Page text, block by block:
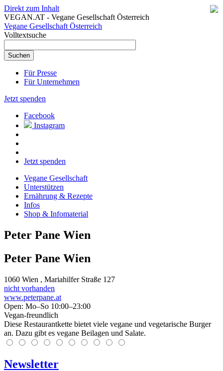
Direkt zum Inhalt
VEGAN.AT - Vegane Gesellschaft Österreich
Vegane Gesellschaft Österreich
Volltextsuche
Für Presse
Für Unternehmen
Jetzt spenden
Facebook
Instagram
Jetzt spenden
Vegane Gesellschaft
Unterstützen
Ernährung & Rezepte
Infos
Shop & Infomaterial
Peter Pane Wien
Peter Pane Wien
1060 Wien , Mariahilfer Straße 127
nicht vorhanden
www.peterpane.at
Open: Mo–So 10:00–23:00
Vegan-freundlich
Diese Restaurantkette bietet viele vegane und vegetarische Burger
an. Dazu gibt es vegane Beilagen und Salate.
Newsletter